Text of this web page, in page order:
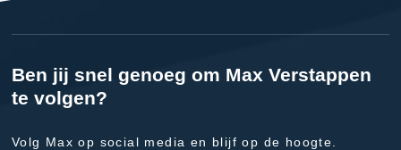
Ben jij snel genoeg om Max Verstappen
te volgen?
Volg Max op social media en blijf op de hoogte.